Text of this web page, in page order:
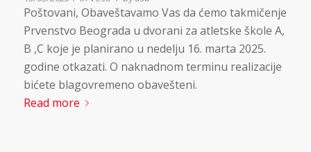
Poštovani, Obaveštavamo Vas da ćemo takmičenje
Prvenstvo Beograda u dvorani za atletske škole A,
B ,C koje je planirano u nedelju 16. marta 2025.
godine otkazati. O naknadnom terminu realizacije
bićete blagovremeno obavešteni.
Read more